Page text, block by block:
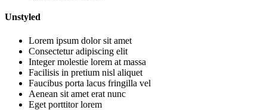
Unstyled
Lorem ipsum dolor sit amet
Consectetur adipiscing elit
Integer molestie lorem at massa
Facilisis in pretium nisl aliquet
Faucibus porta lacus fringilla vel
Aenean sit amet erat nunc
Eget porttitor lorem